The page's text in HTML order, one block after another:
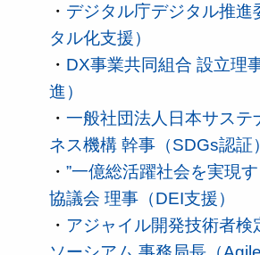
・ デジタル庁デジタル推進
タル化支援）
・ DX事業共同組合 設立理
進）
・ 一般社団法人日本サステ
ネス機構 幹事（SDGs認証）
・ ”一億総活躍社会を実現
協議会 理事（DEI支援）
・ アジャイル開発技術者検